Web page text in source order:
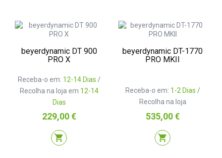
beyerdynamic DT 900
PRO X
Receba-o em: 12-14 Dias /
Recolha na loja em 12-14
Dias
Preço
229,00 €
shopping_cart
beyerdynamic DT-1770
PRO MKII
Receba-o em: 1-2 Dias /
Recolha na loja
Preço
535,00 €
shopping_cart